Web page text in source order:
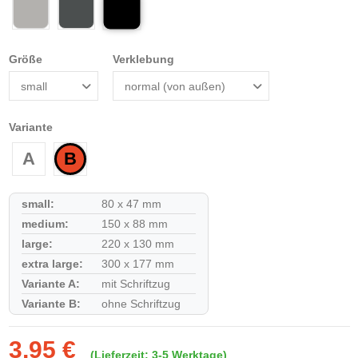
Größe Verklebung
Variante
A B
small:
80 x 47 mm
medium:
150 x 88 mm
large:
220 x 130 mm
extra large:
300 x 177 mm
Variante A:
mit Schriftzug
Variante B:
ohne Schriftzug
3,95 € (Lieferzeit: 3-5 Werktage)